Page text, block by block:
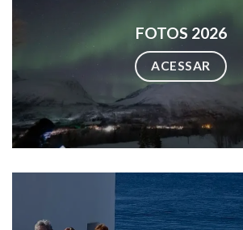
FOTOS 2026
ACESSAR